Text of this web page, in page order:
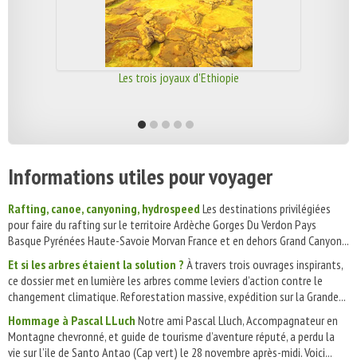
Les trois joyaux d'Ethiopie
Informations utiles pour voyager
Rafting, canoe, canyoning, hydrospeed Les destinations privilégiées
pour faire du rafting sur le territoire Ardèche Gorges Du Verdon Pays
Basque Pyrénées Haute-Savoie Morvan France et en dehors Grand Canyon...
Et si les arbres étaient la solution ? À travers trois ouvrages inspirants,
ce dossier met en lumière les arbres comme leviers d’action contre le
changement climatique. Reforestation massive, expédition sur la Grande...
Hommage à Pascal LLuch Notre ami Pascal Lluch, Accompagnateur en
Montagne chevronné, et guide de tourisme d’aventure réputé, a perdu la
vie sur l’ile de Santo Antao (Cap vert) le 28 novembre après-midi. Voici...